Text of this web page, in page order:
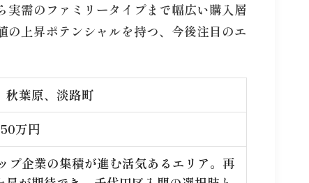
需のファミリータイプまで幅広い購入層
上昇ポテンシャルを持つ、今後注目のエ
秋葉原、淡路町
万円
プ企業の集積が進む活気あるエリア。再